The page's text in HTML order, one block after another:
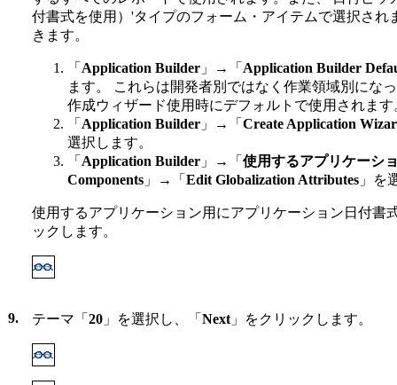
付書式を使用）'タイプのフォーム・アイテムで選択され
きます。
「 Application Builder 」→「 Application Builder
ます。 これらは開発者別ではなく作業領域別にな
作成ウィザード使用時にデフォルトで使用されます
「 Application Builder 」→「 Create Application
選択します。
「 Application Builder 」→「 使用するアプリケーシ
Components 」→「 Edit Globalization Attributes 」を
使用するアプリケーション用にアプリケーション日付書
ックします。
9. テーマ「 20 」を選択し、「 Next 」をクリックします。